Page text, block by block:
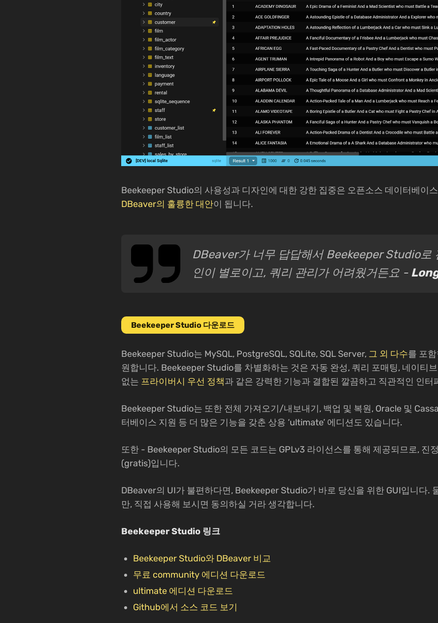
Beekeeper Studio의 사용성과 디자인에 대한 강한 집중은 오픈소스 데이터베이
DBeaver의 훌륭한 대안이 됩니다.
DBeaver가 너무 답답해서 Beekeeper Studio로
인이 별로이고, 쿼리 관리가 어려웠거든요 -
Beekeeper Studio 다운로드
Beekeeper Studio는 MySQL, PostgreSQL, SQLite, SQL Server, 그 외 다수를 포
원합니다. Beekeeper Studio를 차별화하는 것은 자동 완성, 쿼리 포매팅, 네이티
없는 프라이버시 우선 정책과 같은 강력한 기능과 결합된 깔끔하고 직관적인 인터
Beekeeper Studio는 또한 전체 가져오기/내보내기, 백업 및 복원, Oracle 및
터베이스 지원 등 더 많은 기능을 갖춘 상용 ‘ultimate’ 에디션도 있습니다.
또한 - Beekeeper Studio의 모든 코드는 GPLv3 라이선스를 통해 제공되므로, 진
(gratis)입니다.
DBeaver의 UI가 불편하다면, Beekeeper Studio가 바로 당신을 위한 GUI입니다.
만, 직접 사용해 보시면 동의하실 거라 생각합니다.
Beekeeper Studio 링크
Beekeeper Studio와 DBeaver 비교
무료 community 에디션 다운로드
ultimate 에디션 다운로드
Github에서 소스 코드 보기